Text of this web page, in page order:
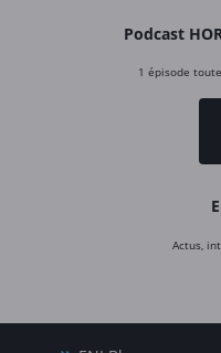
Podcast
1 épisode
Actus,